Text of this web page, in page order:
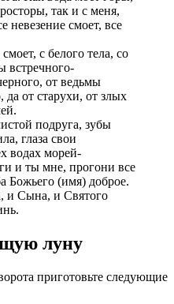
так и с меня,
невезение смоет, все
с белого тела, со
встречного-
от ведьмы
да от старухи, от злых
подруга, зубы
глаза свои
водах морей-
и ты мне, прогони все
Божьего (имя) доброе.
и Сына, и Святого
луну
приготовьте следующие